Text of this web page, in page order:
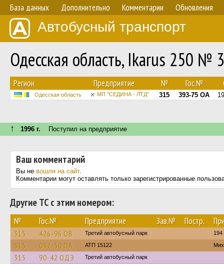
База данных Дополнительно Комментарии Обновления
Автобусный транспорт
Одесская область, Ikarus 250 №
Регион Предприятие № Гос.№
Одесская область МП "СЕДИНА - ЛТД" 315 393-75 ОА
↑ 1996 г. Поступил на предприятие
Ваш комментарий
Вы не вошли на сайт.
Комментарии могут оставлять только зарегистрированные
Другие ТС с этим номером:
№ Гос.№ Предприятие Зав.№ Постр.
315 426-96 ОВ Третий автобусный парк 194
315 032-50 ОА АТП 15122
315 90-42 ОДЭ Третий автобусный парк